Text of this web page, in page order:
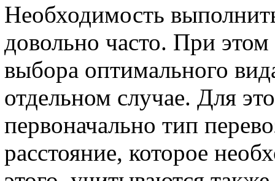
Необходимость
довольно часто. При
выбора оптимального
отдельном случае. Для
первоначально тип
расстояние, которое